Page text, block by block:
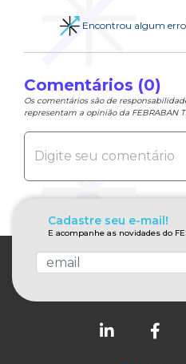
Encontrou algum
Comentários (0)
Os comentários são de
representam a opinião da FEBRABAN
Cadastre seu e-mail!
E acompanhe as novidades do